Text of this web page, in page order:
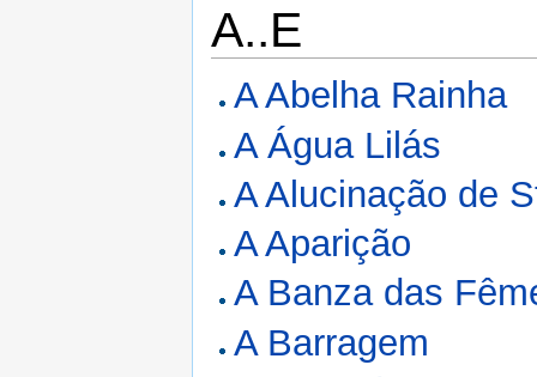
A..E
A Abelha Rainha
A Água Lilás
A Alucinação de
A Aparição
A Banza das
A Barragem